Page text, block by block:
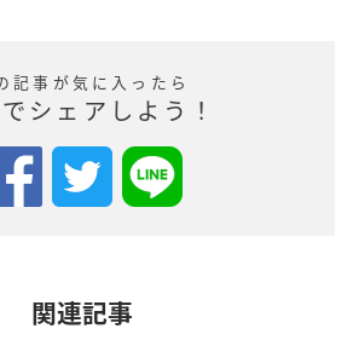
記事が気に入ったら
シェアしよう！
関連記事